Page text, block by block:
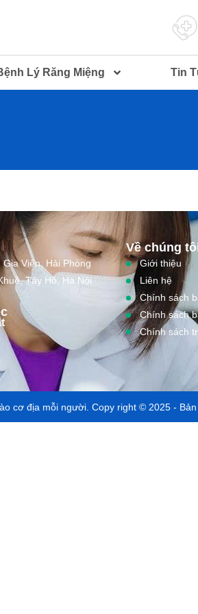
Lý Răng Miệng Tin
Viên, Hải Phòng
Tây Hồ, Hà Nội
Về chúng
Giới thiệu
Liên hệ
Chính sách
Chính sách
Chính sách
cơ địa mỗi người. Copy right © 2025 -